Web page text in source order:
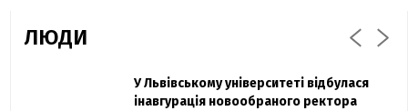
ЛЮДИ
Павло Дак
Захисник "Азовсталі" Діанов вдруге
одружився та показав фото з весілля
У Львівському університеті відбулася
інавгурація новообраного ректора